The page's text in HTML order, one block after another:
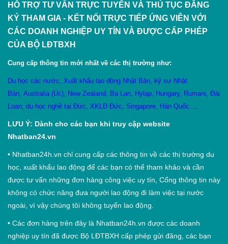
HỖ TRỢ TƯ VẤN TRỰC TUYẾN VÀ THỦ TỤC ĐĂNG
KÝ THAM GIA - KẾT NỐI TRỰC TIẾP ỨNG VIÊN VỚI
CÁC DOANH NGHIỆP UY TÍN VÀ ĐƯỢC CẤP PHÉP
CỦA BỘ LĐTBXH
Cung cấp thông tin mới nhất về các thị trường như:
Du học các nước, Xuất khẩu lao động Nhật Bản, kỹ sư Nhật
Bản, Australia (Úc), New Zealand, Ba Lan, Hylạp, Hungary, Rumani, Đài
Loan, du học nghề tại Đức, XKLĐ Đức, Singapore, Hàn Quốc...,
LƯU Ý: Dành cho các bạn khi truy cập website
Nhatban24.vn
• Nhatban24h.vn chỉ cung cấp các thông tin về các thị trường du
học, xuất khẩu lao động để các bạn có thể tham khảo và cần
được tư vấn những đơn hàng công việc uy tín, Cổng thông tin này
không có chức năng đưa người lao động đi làm việc tại nước
ngoài, vì vậy chúng tôi không tuyển lao động.
• Các đơn hàng trên đây là Nhatban24h.vn được các doanh
nghiệp uy tín đã được Bộ LĐTBXH cấp phép gửi đăng, các bạn